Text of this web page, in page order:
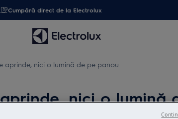
Cumpără direct de la Electrolux
aprinde, nici o lumină de pe panou
nici o lumină